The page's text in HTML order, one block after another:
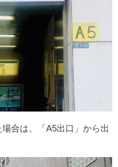
合は、「A5出口」から出